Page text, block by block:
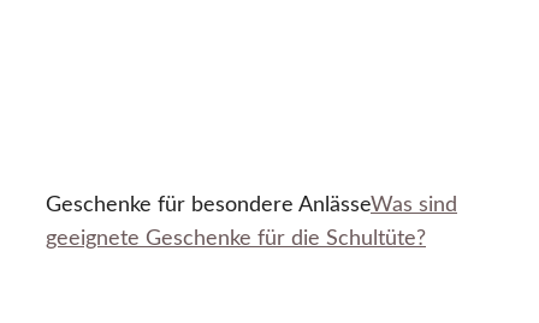
Geschenke für besondere AnlässeWas sind
geeignete Geschenke für die Schultüte?